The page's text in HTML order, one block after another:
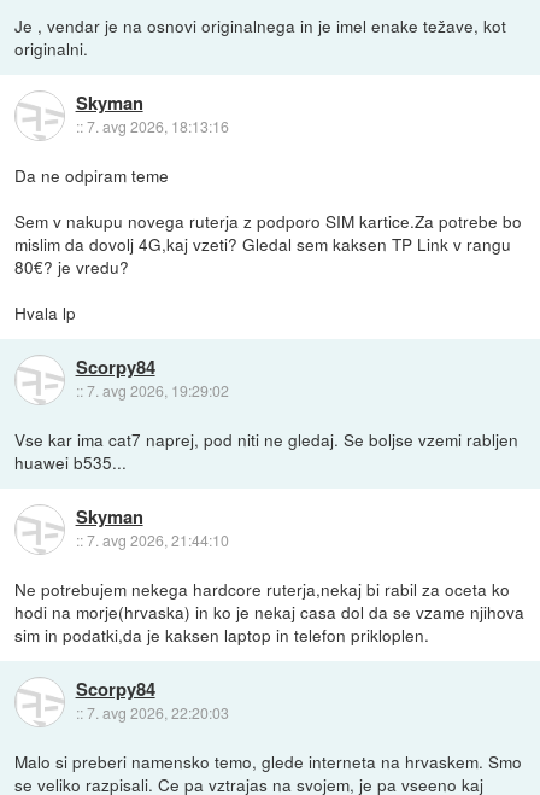
Je , vendar je na osnovi originalnega in je imel enake težave, kot
originalni.
Skyman
::7. avg 2026, 18:13:16
Da ne odpiram teme
Sem v nakupu novega ruterja z podporo SIM kartice.Za potrebe bo
mislim da dovolj 4G,kaj vzeti? Gledal sem kaksen TP Link v rangu
80€? je vredu?
Hvala lp
Scorpy84
::7. avg 2026, 19:29:02
Vse kar ima cat7 naprej, pod niti ne gledaj. Se boljse vzemi rabljen
huawei b535...
Skyman
::7. avg 2026, 21:44:10
Ne potrebujem nekega hardcore ruterja,nekaj bi rabil za oceta ko
hodi na morje(hrvaska) in ko je nekaj casa dol da se vzame njihova
sim in podatki,da je kaksen laptop in telefon prikloplen.
Scorpy84
::7. avg 2026, 22:20:03
Malo si preberi namensko temo, glede interneta na hrvaskem. Smo
se veliko razpisali. Ce pa vztrajas na svojem, je pa vseeno kaj